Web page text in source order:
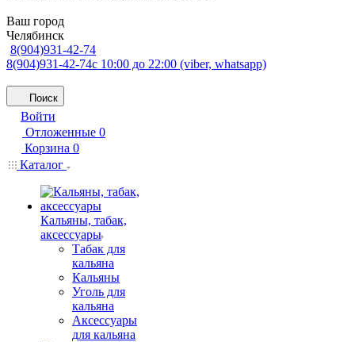
Ваш город
Челябинск
8(904)931-42-74
8(904)931-42-74с 10:00 до 22:00 (viber, whatsapp)
Поиск
Войти
Отложенные 0
Корзина 0
Каталог
Кальяны, табак,
аксессуары
Табак для
кальяна
Кальяны
Уголь для
кальяна
Аксессуары
для кальяна